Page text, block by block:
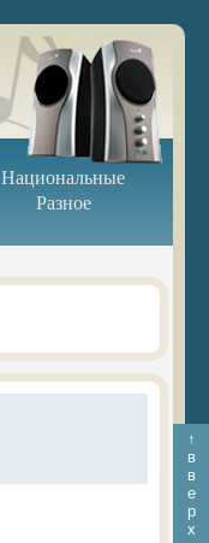
Национальные
Разное
↑
в
в
е
р
х